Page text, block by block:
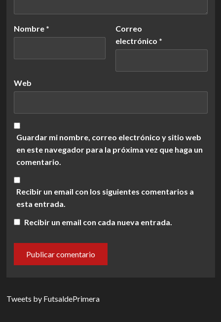
Nombre *
Correo
electrónico *
Web
Guardar mi nombre, correo electrónico y sitio web
en este navegador para la próxima vez que haga un
comentario.
Recibir un email con los siguientes comentarios a
esta entrada.
Recibir un email con cada nueva entrada.
Tweets by FutsaldePrimera